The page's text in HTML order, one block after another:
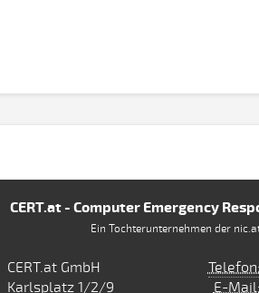
CERT.at - Computer Emergency
Ein Tochterunternehmen der
CERT.at GmbH
Karlsplatz 1/2/9
Telefon:
E-Mail: